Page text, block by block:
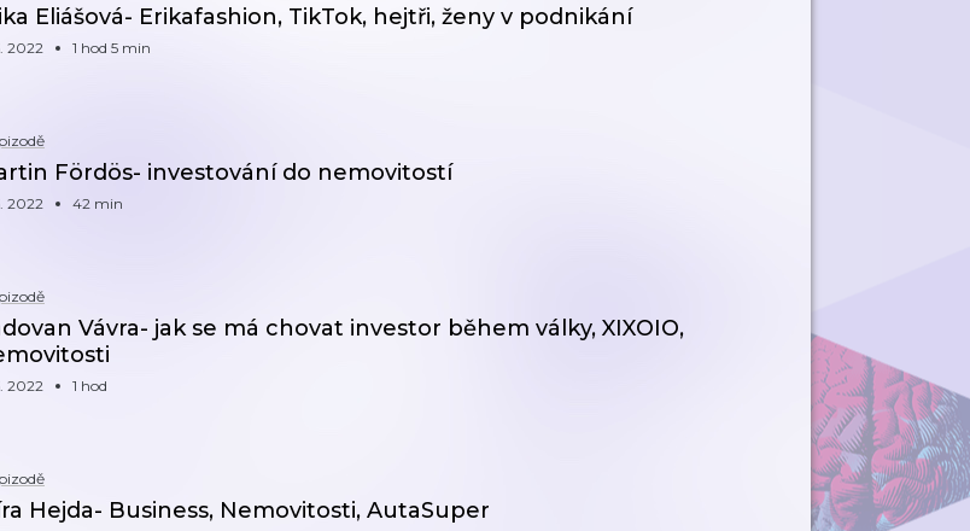
Eliášová- Erikafashion, TikTok, hejtři, ženy v podnikání
2022 1 hod 5 min
Fördös- investování do nemovitostí
2022 42 min
Vávra- jak se má chovat investor během války, XIXOIO,
2022 1 hod
Hejda- Business, Nemovitosti, AutaSuper